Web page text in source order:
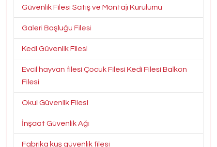
Güvenlik Filesi Satış ve Montajı Kurulumu
Galeri Boşluğu Filesi
Kedi Güvenlik Filesi
Evcil hayvan filesi Çocuk Filesi Kedi Filesi Balkon
Filesi
Okul Güvenlik Filesi
İnşaat Güvenlik Ağı
Fabrika kuş güvenlik filesi